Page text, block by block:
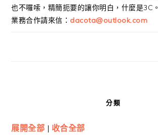
也不囉嗦，精簡扼要的讓你明白，什麼是3C。
業務合作請來信： dacota@outlook.com
分類
展開全部 | 收合全部